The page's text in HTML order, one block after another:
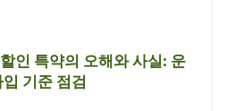
인 특약의 오해와 사실: 운
기준 점검